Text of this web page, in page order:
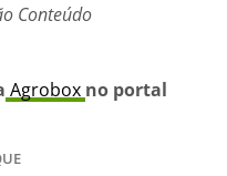
Conteúdo
Agrobox no portal